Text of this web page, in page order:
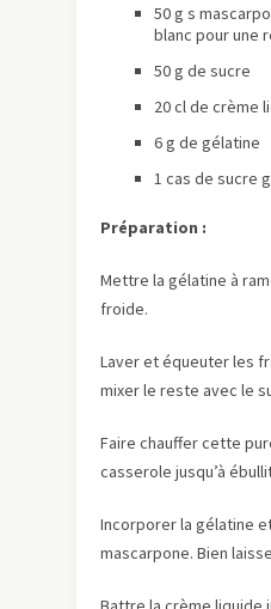
50 g s
blanc pour une
50 g de sucre
20 cl de crème
6 g de gélatine
1 cas de sucre
Préparation :
Mettre la gélatine à
froide.
Laver et équeuter les
mixer le reste avec le
Faire chauffer cette
casserole jusqu’à
Incorporer la gélatine
mascarpone. Bien